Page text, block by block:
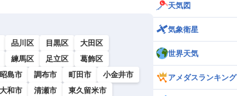
品川区 目黒区
大田区
練馬区 足立区
葛飾区
昭島市 調布市 町田市
小金井市
和市 清瀬市
東久留米市
天気図
気象衛星
世界天気
アメダスランキング